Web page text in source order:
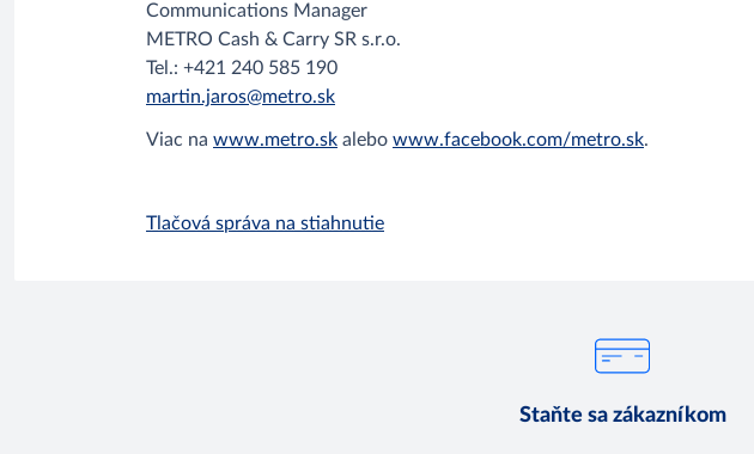
Communications Manager
METRO Cash & Carry SR s.r.o.
Tel.: +421 240 585 190
martin.jaros@metro.sk
Viac na www.metro.sk alebo www.facebook.com/metro.sk.
Tlačová správa na stiahnutie
Staňte sa zákazníkom